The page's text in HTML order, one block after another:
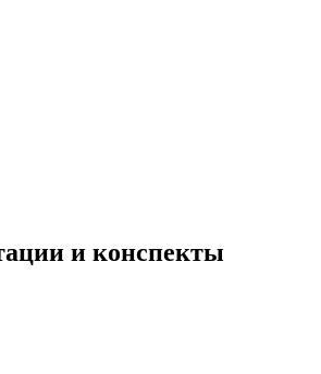
и конспекты